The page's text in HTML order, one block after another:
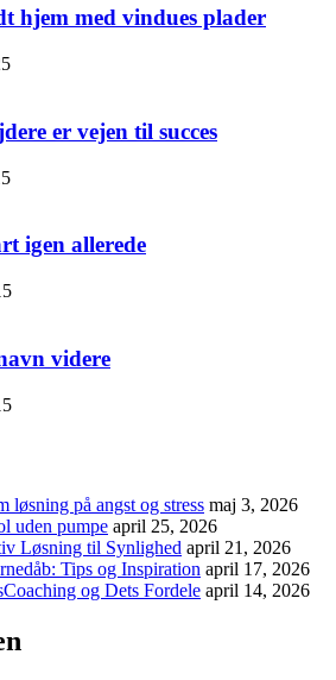
hjem med vindues plader
er vejen til succes
igen allerede
videre
løsning på angst og stress maj 3, 2026
uden pumpe april 25, 2026
Løsning til Synlighed april 21, 2026
Tips og Inspiration april 17, 2026
og Dets Fordele april 14, 2026